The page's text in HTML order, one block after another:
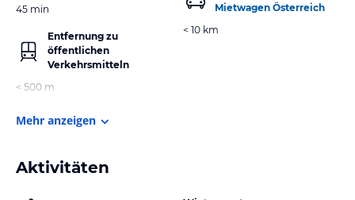
45 min
Entfernung zu
öffentlichen
Verkehrsmitteln
< 500 m
Mietwagen Österreich
< 10 km
Mehr anzeigen
Aktivitäten